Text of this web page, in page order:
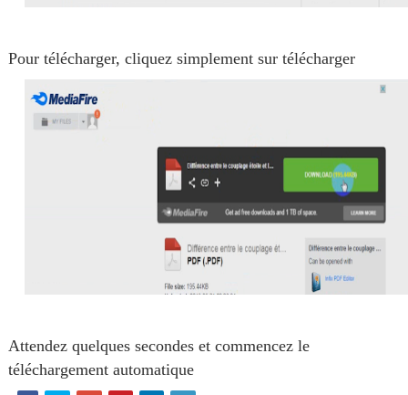
Pour télécharger, cliquez simplement sur télécharger
Attendez quelques secondes et commencez le
téléchargement automatique